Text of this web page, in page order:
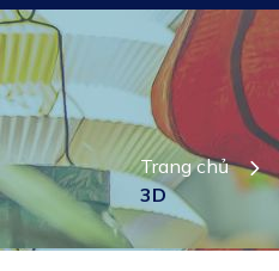
Trang chủ
3D